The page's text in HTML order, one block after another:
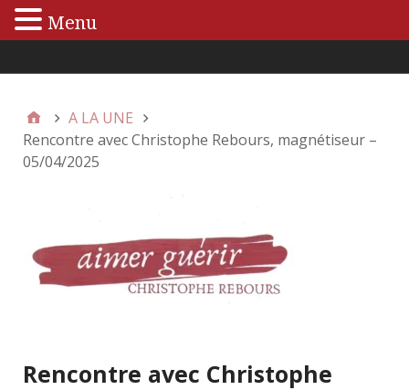
A LA UNE
Rencontre avec Christophe Rebours, magnétiseur –
05/04/2025
Rencontre avec Christophe
Menu